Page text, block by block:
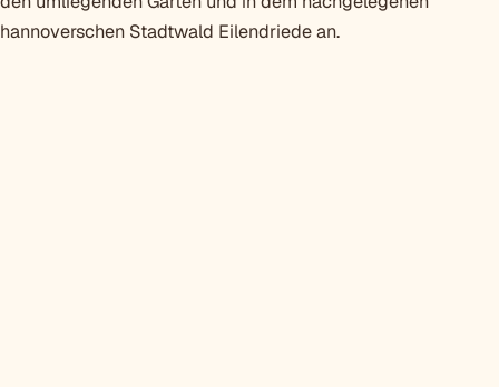
hannoverschen Stadtwald Eilendriede an.